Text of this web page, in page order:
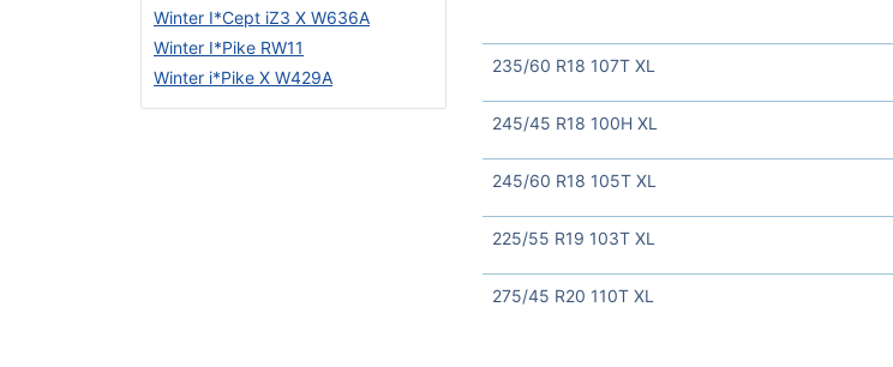
235/60 R18 107T XL
245/45 R18 100H XL
245/60 R18 105T XL
225/55 R19 103T XL
275/45 R20 110T XL
Winter I*Cept iZ3 X W636A
Winter I*Pike RW11
Winter i*Pike X W429A